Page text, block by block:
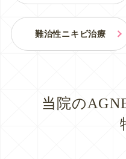
難治性ニキビ治療
当院の